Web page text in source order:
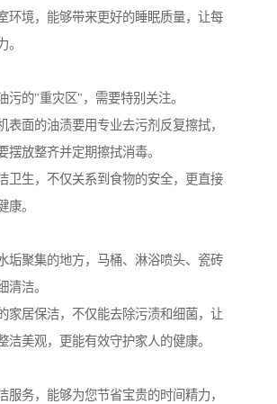
环境，能够带来更好的睡眠质量，让每
。
污的"重灾区"，需要特别关注。
表面的油渍要用专业去污剂反复擦拭，
摆放整齐并定期擦拭消毒。
卫生，不仅关系到食物的安全，更直接
康。
垢聚集的地方，马桶、淋浴喷头、瓷砖
清洁。
家居保洁，不仅能去除污渍和细菌，让
洁美观，更能有效守护家人的健康。
服务，能够为您节省宝贵的时间精力，